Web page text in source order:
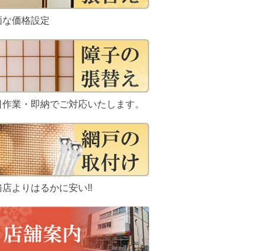
な価格設定
業・即納でご対応いたします。
店よりはるかに安い!!